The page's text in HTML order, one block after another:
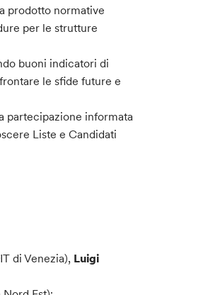
prodotto normative
per le strutture
buoni indicatori di
le sfide future e
partecipazione informata
Liste e Candidati
di Venezia), Luigi